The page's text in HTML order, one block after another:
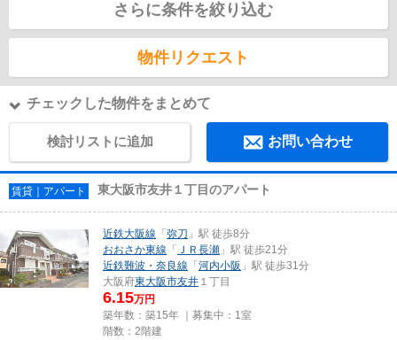
さらに条件を絞り込む
物件リクエスト
チェックした物件をまとめて
検討リストに追加 お問い合わせ
賃貸｜アパート 東大阪市友井１丁目のアパート
近鉄大阪線 「弥刀 」駅 徒歩8分
おおさか東線 「 ＪＲ長瀬 」駅 徒歩21分
近鉄難波・奈良線 「河内小阪 」駅 徒歩31分
大阪府東大阪市友井 １丁目
6.15万円
築年数：築15年 ｜募集中： 1室
階数：2階建